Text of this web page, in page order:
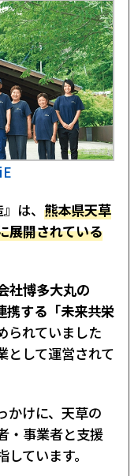
見るトークン価
｜天草酒造』
は、 熊本県天草
展開されている
社博多大丸の
携する「未来共栄
られていました
として運営されて
かけに、天草の
・事業者と支援
ています。